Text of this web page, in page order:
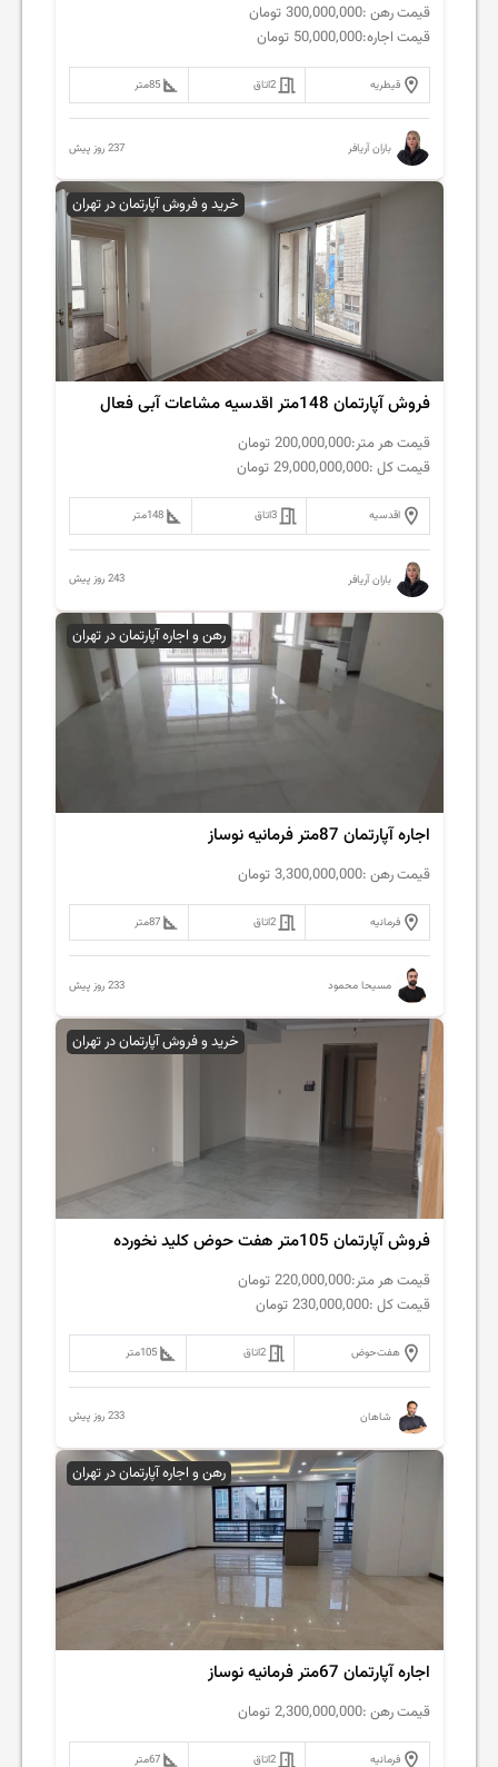
قیمت رهن :300,000,000 تومان
قیمت اجاره:50,000,000 تومان
قیطریه 2اتاق 85متر
باران آریافر 237 روز پیش
خرید و فروش آپارتمان در تهران
فروش آپارتمان 148متر اقدسیه مشاعات آبی فعال
قیمت هر متر:200,000,000 تومان
قیمت کل :29,000,000,000 تومان
اقدسیه 3اتاق 148متر
باران آریافر 243 روز پیش
رهن و اجاره آپارتمان در تهران
اجاره آپارتمان 87متر فرمانیه نوساز
قیمت رهن :3,300,000,000 تومان
فرمانیه 2اتاق 87متر
مسیحا محمود 233 روز پیش
خرید و فروش آپارتمان در تهران
فروش آپارتمان 105متر هفت حوض کلید نخورده
قیمت هر متر:220,000,000 تومان
قیمت کل :230,000,000 تومان
هفت‌حوض 2اتاق 105متر
شاهان 233 روز پیش
رهن و اجاره آپارتمان در تهران
اجاره آپارتمان 67متر فرمانیه نوساز
قیمت رهن :2,300,000,000 تومان
فرمانیه 2اتاق 67متر